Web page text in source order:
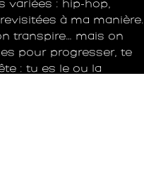
variées : hip-hop,
à ma manière.
transpire… mais on
pour progresser, te
: tu es le ou la